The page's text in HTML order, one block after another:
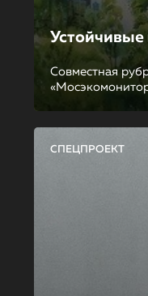
Устойчивые
Совместная
СПЕЦПРОЕКТ